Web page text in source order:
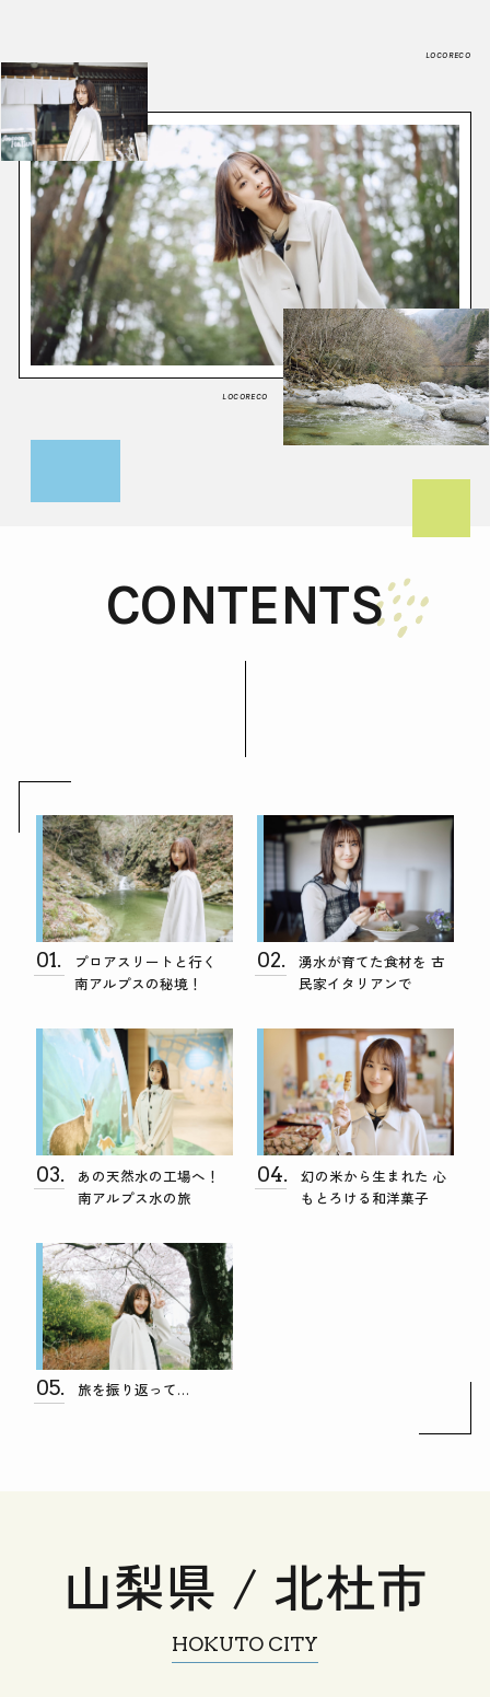
LOCORECO
LOCORECO
CONTENTS
01.
プロアスリートと行く
南アルプスの秘境！
02.
湧水が育てた食材を 古
民家イタリアンで
03.
あの天然水の工場へ！
南アルプス水の旅
04.
幻の米から生まれた 心
もとろける和洋菓子
05. 旅を振り返って…
山梨県 / 北杜市
HOKUTO CITY